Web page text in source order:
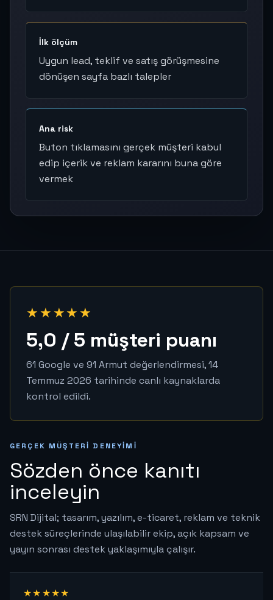
İlk ölçüm
Uygun lead, teklif ve satış görüşmesine
dönüşen sayfa bazlı talepler
Ana risk
Buton tıklamasını gerçek müşteri kabul
edip içerik ve reklam kararını buna göre
vermek
★★★★★
5,0 / 5 müşteri puanı
61 Google ve 91 Armut değerlendirmesi, 14
Temmuz 2026 tarihinde canlı kaynaklarda
kontrol edildi.
GERÇEK MÜŞTERI DENEYIMI
Sözden önce kanıtı
inceleyin
SRN Dijital; tasarım, yazılım, e-ticaret, reklam ve teknik
destek süreçlerinde ulaşılabilir ekip, açık kapsam ve
yayın sonrası destek yaklaşımıyla çalışır.
★★★★★